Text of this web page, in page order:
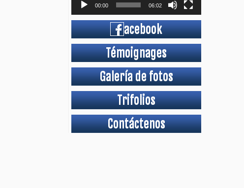
00:00 06:02
acebook
Témoignages
Galería de fotos
Trifolios
Contáctenos